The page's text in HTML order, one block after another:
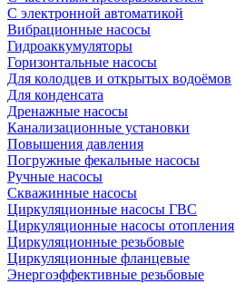
С электронной автоматикой
Вибрационные насосы
Гидроаккумуляторы
Горизонтальные насосы
Для колодцев и открытых водоёмов
Для конденсата
Дренажные насосы
Канализационные установки
Повышения давления
Погружные фекальные насосы
Ручные насосы
Скважинные насосы
Циркуляционные насосы ГВС
Циркуляционные насосы отопления
Циркуляционные резьбовые
Циркуляционные фланцевые
Энергоэффективные резьбовые